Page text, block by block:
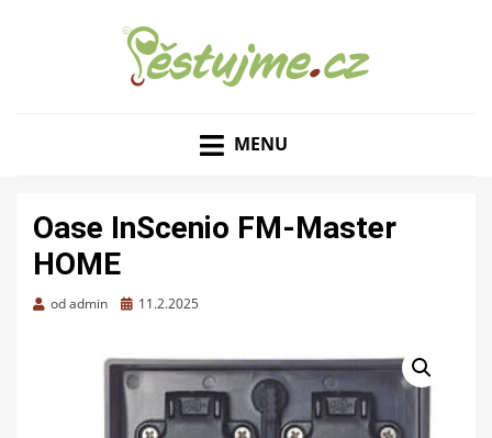
MENU
Oase InScenio FM-Master
HOME
odadmin
Zveřejněno
11.2.2025